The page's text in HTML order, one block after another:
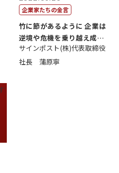
企業家たちの金言
竹に節があるように 企業は
逆境や危機を乗り越え成長
する
サインポスト(株)代表取締役
社長 蒲原寧